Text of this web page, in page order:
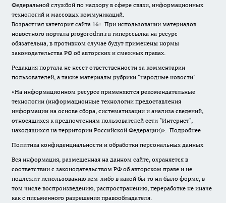
Федеральной службой по надзору в сфере связи, информационных
технологий и массовых коммуникаций.
Возрастная категория сайта 16+. При использовании материалов
новостного портала progorodnn.ru гиперссылка на ресурс
обязательна, в противном случае будут применены нормы
законодательства РФ об авторских и смежных правах.
Редакция портала не несет ответственности за комментарии
пользователей, а также материалы рубрики "народные новости".
«На информационном ресурсе применяются рекомендательные
технологии (информационные технологии предоставления
информации на основе сбора, систематизации и анализа сведений,
относящихся к предпочтениям пользователей сети "Интернет",
находящихся на территории Российской Федерации)». Подробнее
Политика конфиденциальности и обработки персональных данных
Вся информация, размещенная на данном сайте, охраняется в
соответствии с законодательством РФ об авторском праве и не
подлежит использованию кем-либо в какой бы то ни было форме, в
том числе воспроизведению, распространению, переработке не иначе
как с письменного разрешения правообладателя.